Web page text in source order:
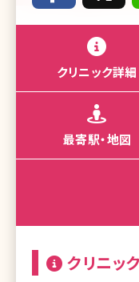
クリニック詳細
最寄駅・地図
クリニッ